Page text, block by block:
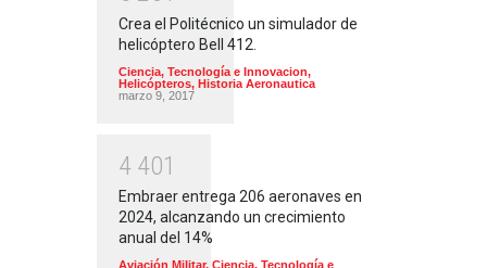
Crea el Politécnico un simulador de
helicóptero Bell 412.
Ciencia, Tecnología e Innovacion,
Helicópteros, Historia Aeronautica
marzo 9, 2017
4 401
Embraer entrega 206 aeronaves en
2024, alcanzando un crecimiento
anual del 14%
Aviación Militar, Ciencia, Tecnología e